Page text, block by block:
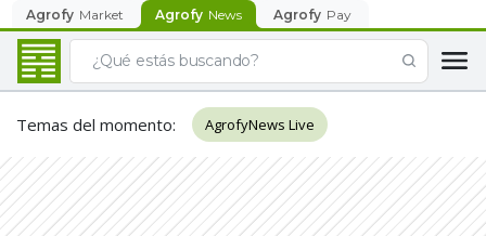
Agrofy Market Agrofy News Agrofy Pay
Temas del momento: AgrofyNews Live